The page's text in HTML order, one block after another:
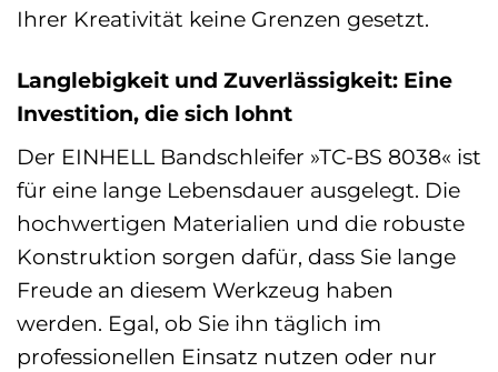
Ihrer Kreativität keine Grenzen gesetzt.
Langlebigkeit und Zuverlässigkeit: Eine
Investition, die sich lohnt
Der EINHELL Bandschleifer »TC-BS 8038« ist
für eine lange Lebensdauer ausgelegt. Die
hochwertigen Materialien und die robuste
Konstruktion sorgen dafür, dass Sie lange
Freude an diesem Werkzeug haben
werden. Egal, ob Sie ihn täglich im
professionellen Einsatz nutzen oder nur